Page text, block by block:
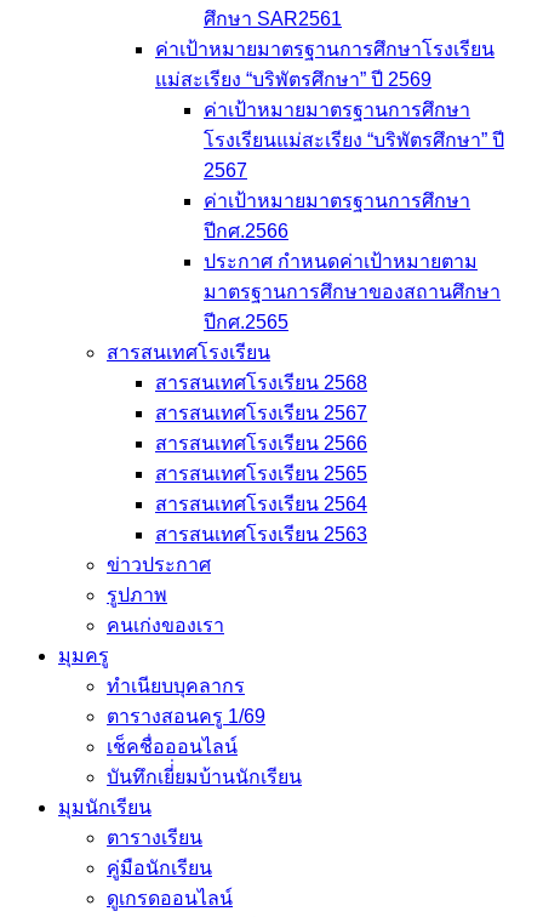
ศึกษา SAR2561
ค่าเป้าหมายมาตรฐานการศึกษาโรงเรียน
แม่สะเรียง “บริพัตรศึกษา” ปี 2569
ค่าเป้าหมายมาตรฐานการศึกษา
โรงเรียนแม่สะเรียง “บริพัตรศึกษา” ปี
2567
ค่าเป้าหมายมาตรฐานการศึกษา
ปีกศ.2566
ประกาศ กำหนดค่าเป้าหมายตาม
มาตรฐานการศึกษาของสถานศึกษา
ปีกศ.2565
สารสนเทศโรงเรียน
สารสนเทศโรงเรียน 2568
สารสนเทศโรงเรียน 2567
สารสนเทศโรงเรียน 2566
สารสนเทศโรงเรียน 2565
สารสนเทศโรงเรียน 2564
สารสนเทศโรงเรียน 2563
ข่าวประกาศ
รูปภาพ
คนเก่งของเรา
มุมครู
ทำเนียบบุคลากร
ตารางสอนครู 1/69
เช็คชื่อออนไลน์
บันทึกเยี่่ยมบ้านนักเรียน
มุมนักเรียน
ตารางเรียน
คู่มือนักเรียน
ดูเกรดออนไลน์